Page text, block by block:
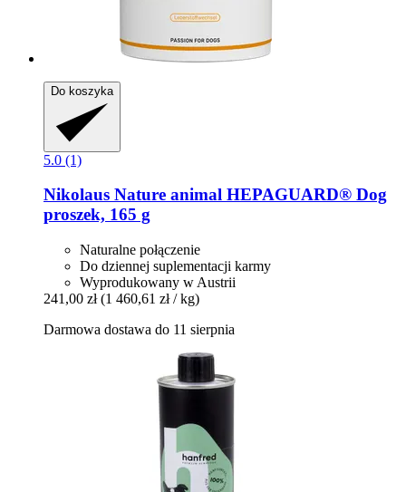
Do koszyka
5.0 (1)
Nikolaus Nature animal HEPAGUARD® Dog
proszek, 165 g
Naturalne połączenie
Do dziennej suplementacji karmy
Wyprodukowany w Austrii
241,00 zł (1 460,61 zł / kg)
Darmowa dostawa do 11 sierpnia